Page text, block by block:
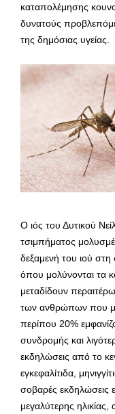
καταπολέμησης
δυνατούς
της δημόσιας υγείας.
Ο ιός του Δυτικού
τσιμπήματος
δεξαμενή του ιού
όπου μολύνονται τα
μεταδίδουν
των ανθρώπων που
περίπου 20%
συνδρομής και
εκδηλώσεις από το
εγκεφαλίτιδα,
σοβαρές εκδηλώσεις
μεγαλύτερης ηλικίας,